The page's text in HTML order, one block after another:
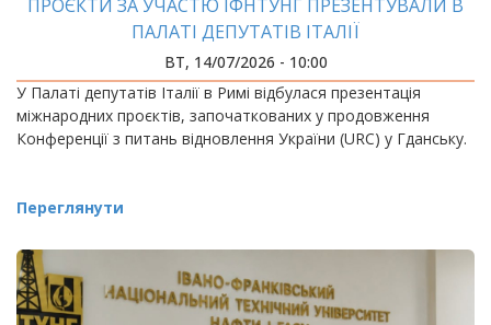
ПРОЄКТИ ЗА УЧАСТЮ ІФНТУНГ ПРЕЗЕНТУВАЛИ В
ПАЛАТІ ДЕПУТАТІВ ІТАЛІЇ
ВТ, 14/07/2026 - 10:00
У Палаті депутатів Італії в Римі відбулася презентація
міжнародних проєктів, започаткованих у продовження
Конференції з питань відновлення України (URC) у Гданську.
Переглянути